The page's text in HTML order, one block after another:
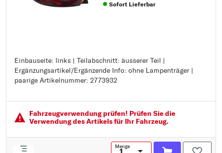
Sofort Lieferbar
Einbauseite: links | Teilabschnitt: äusserer Teil |
Ergänzungsartikel/Ergänzende Info: ohne Lampenträger |
paarige Artikelnummer: 2773932
Einbauseite: links
Teilabschnitt: äusserer Teil
Ergänzungsartikel/Ergänzende Info: ohne Lampenträger
Fahrzeugver­wendung prüfen! Prüfen Sie die
Verwendung des Artikels für Ihr Fahrzeug.
Menge